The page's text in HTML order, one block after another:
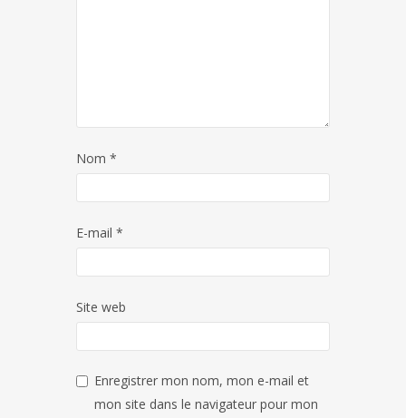
Nom *
E-mail *
Site web
Enregistrer mon nom, mon e-mail et
mon site dans le navigateur pour mon